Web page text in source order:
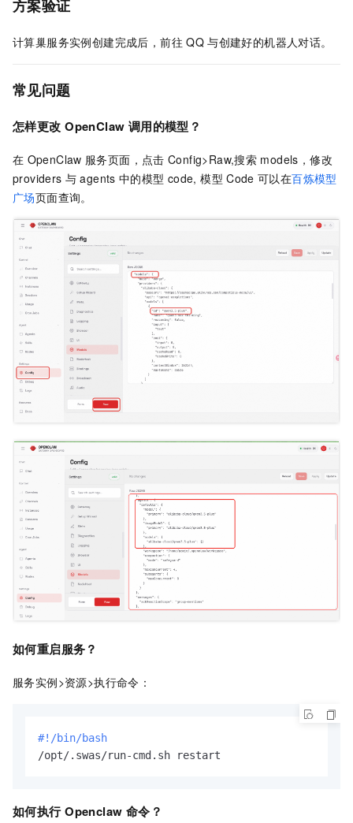
方案验证
计算巢服务实例创建完成后，前往 QQ 与创建好的机器人对话。
常见问题
怎样更改 OpenClaw 调用的模型？
在 OpenClaw 服务页面，点击 Config>Raw,搜索 models，修改
providers 与 agents 中的模型 code, 模型 Code 可以在百炼模型
广场页面查询。
如何重启服务？
服务实例>资源>执行命令：
#!/bin/bash
/opt/.swas/run-cmd.sh restart
如何执行 Openclaw 命令？